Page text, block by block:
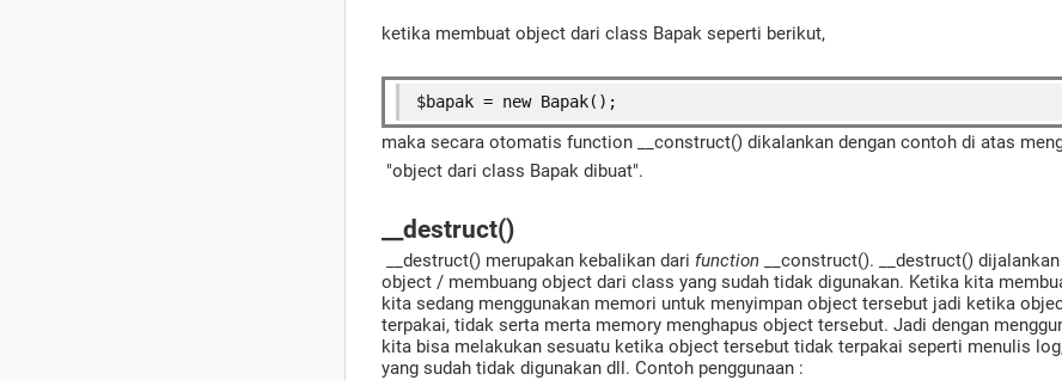
ketika membuat object dari class Bapak seperti berikut,
$bapak = new Bapak();
maka secara otomatis function __construct() dikalankan dengan contoh di atas
"object dari class Bapak dibuat".
__destruct()
__destruct() merupakan kebalikan dari function
__construct(). __destruct()
object / membuang object dari class yang sudah tidak digunakan. Ketika kita
kita sedang menggunakan memori untuk menyimpan object tersebut jadi ketika
terpakai, tidak serta merta memory menghapus object tersebut. Jadi dengan
kita bisa melakukan sesuatu ketika object tersebut tidak terpakai seperti menulis
yang sudah tidak digunakan dll. Contoh penggunaan :